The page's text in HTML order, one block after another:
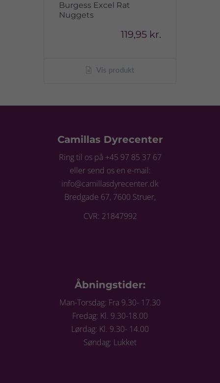
Burgess Excel Rat
Nuggets
119,95 kr.
Vis produkt
Camillas Dyrecenter
Ring til os på +45 97 85 37 67
eller send os en e-mail:
info@camillasdyrecenter.dk
Bredgade 67, 7600 Struer,
CVR: 21847992
Åbningstider:
Man-Torsdag: Fra 9.30- 17.30
Fredag: Kl. 9.30-18.00
Lørdag: Kl. 9.30- 14.00
Søndag: Lukket